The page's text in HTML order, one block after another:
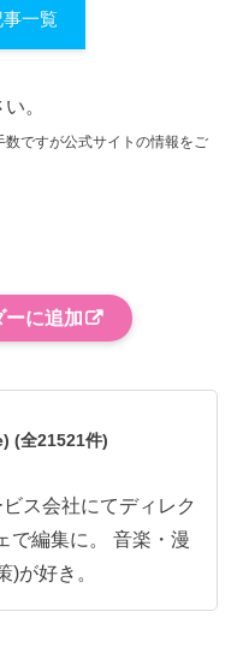
事一覧
。
ですが公式サイトの情報をご
ーに追加
(全21521件)
ス会社にてディレク
で編集に。 音楽・漫
)が好き。